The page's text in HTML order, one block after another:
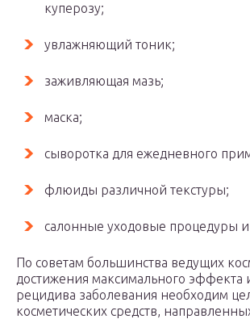
куперозу;
увлажняющий тоник;
заживляющая мазь;
маска;
сыворотка для ежедневного
флюиды различной текстуры;
салонные уходовые процедуры
По советам большинства ведущих
достижения максимального эффекта
рецидива заболевания необходим
косметических средств,